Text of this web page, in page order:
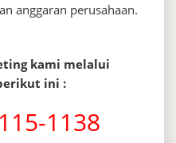
anggaran perusahaan.
kami melalui
ini :
1138